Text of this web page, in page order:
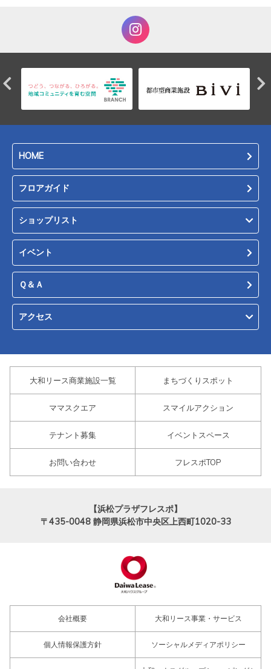
HOME
フロアガイド
ショップリスト
イベント
Ｑ＆Ａ
アクセス
大和リース商業施設一覧 まちづくりスポット
ママスクエア スマイルアクション
テナント募集 イベントスペース
お問い合わせ フレスポTOP
【浜松プラザフレスポ】
〒435-0048 静岡県浜松市中央区上西町1020-33
会社概要 大和リース事業・サービス
個人情報保護方針 ソーシャルメディアポリシー